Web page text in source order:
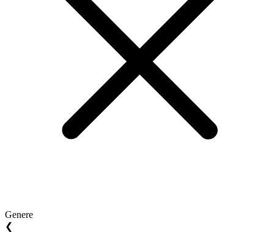
Genere
❮